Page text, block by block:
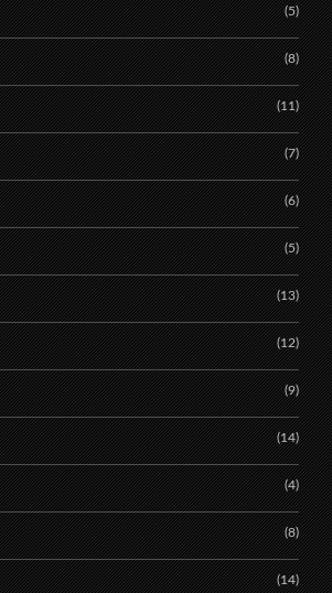
(5)
(8)
(11)
(7)
(6)
(5)
(13)
(12)
(9)
(14)
(4)
(8)
(14)